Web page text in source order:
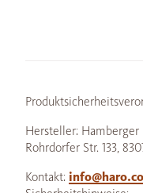
Hersteller:
Rohrdorfer Str. 133,
Kontakt: